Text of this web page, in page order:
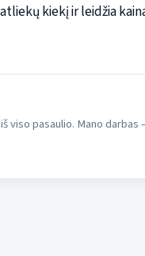
kiekį ir leidžia
viso pasaulio. Mano